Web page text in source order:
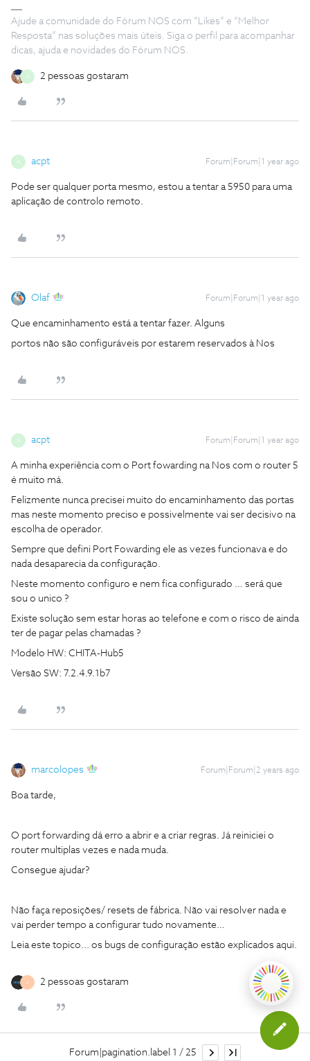
Ajude a comunidade do Fórum NOS com “Likes” e “Melhor
Resposta” nas soluções mais úteis. Siga o perfil para acompanhar
dicas, ajuda e novidades do Fórum NOS.
A 2 pessoas gostaram
A acpt Forum|Forum|1 year ago
Pode ser qualquer porta mesmo, estou a tentar a 5950 para uma
aplicação de controlo remoto.
Olaf Forum|Forum|1 year ago
Que encaminhamento está a tentar fazer. Alguns
portos não são configuráveis por estarem reservados à Nos
A acpt Forum|Forum|1 year ago
A minha experiência com o Port fowarding na Nos com o router 5
é muito má.
Felizmente nunca precisei muito do encaminhamento das portas
mas neste momento preciso e possivelmente vai ser decisivo na
escolha de operador.
Sempre que defini Port Fowarding ele as vezes funcionava e do
nada desaparecia da configuração.
Neste momento configuro e nem fica configurado … será que
sou o unico ?
Existe solução sem estar horas ao telefone e com o risco de ainda
ter de pagar pelas chamadas ?
Modelo HW: CHITA-Hub5
Versão SW: 7.2.4.9.1b7
marcolopes Forum|Forum|2 years ago
Boa tarde,
O port forwarding dá erro a abrir e a criar regras. Já reiniciei o
router multiplas vezes e nada muda.
Consegue ajudar?
Não faça reposições/ resets de fábrica. Não vai resolver nada e
vai perder tempo a configurar tudo novamente…
Leia este topico... os bugs de configuração estão explicados aqui.
2 pessoas gostaram
Forum|pagination.label 1 / 25